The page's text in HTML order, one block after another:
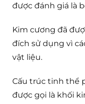
được đánh giá là
Kim cương đã
đích sử dụng vì
vật liệu.
Cấu trúc tinh thể
được gọi là khối